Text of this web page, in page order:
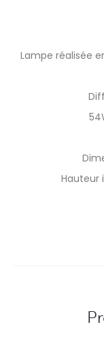
Lampe réalisée
Hauteur